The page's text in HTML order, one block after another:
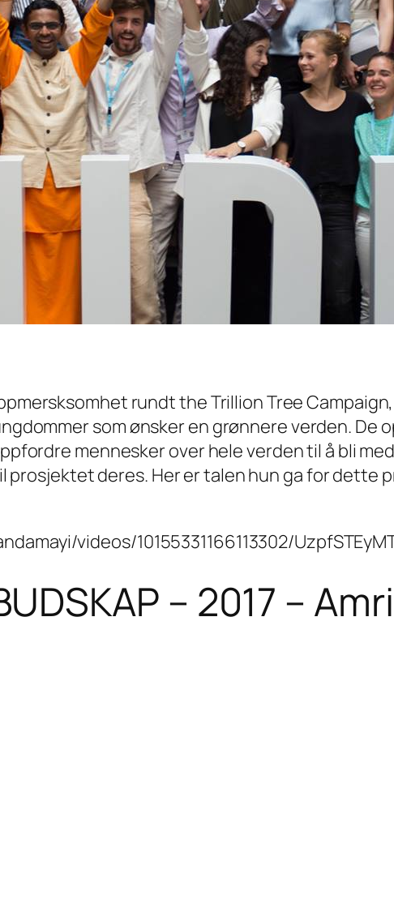
rundt the Trillion Tree
som ønsker en grønnere verden. De
mennesker over hele verden til å bli
deres. Her er talen hun ga for dette
videos/10155331166113302/
– 2017 –